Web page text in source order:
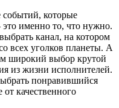
событий, которые
это именно то, что нужно.
канал, на котором
всех уголков планеты. А
широкий выбор крутой
из жизни исполнителей.
понравившийся
от качественного